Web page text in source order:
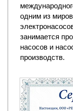
одним из
занимается
насосов и
производств.